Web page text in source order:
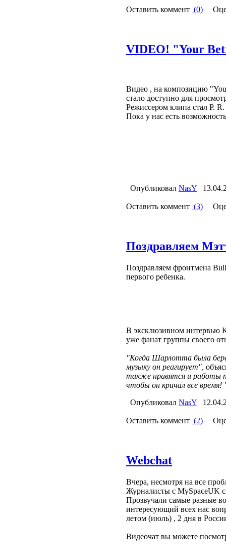
Оставить коммент (0)
VIDEO! "Your
Видео , на композицию
стало доступно для
Режиссером клипа стал P.
Пока у нас есть
Опубликовал NasY
Оставить коммент (3)
Поздравляем
Поздравляем фронтмена
первого ребенка.
В эксклюзивном интервью
уже фанат группы своего
"Когда Шарлотта была
музыку он реагирует",
также нравятся и работы
чтобы он кричал все время!
Опубликовал NasY
Оставить коммент (2)
Webchat
Вчера, несмотря на все
Журналисты с MySpaceUK
Прозвучали самые разные
интересующий всех нас
летом (июль) , 2 дня в
Видеочат вы можете